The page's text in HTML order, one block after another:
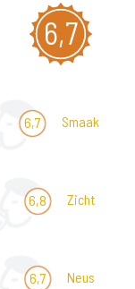
6,7
6,7 Smaak
6,8 Zicht
6,7 Neus